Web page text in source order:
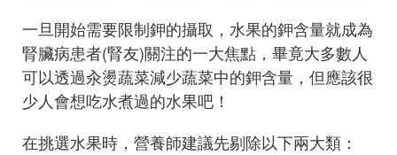
一旦開始需要限制鉀的攝取，水果的鉀含量就成為
腎臟病患者(腎友)關注的一大焦點，畢竟大多數人
可以透過汆燙蔬菜減少蔬菜中的鉀含量，但應該很
少人會想吃水煮過的水果吧！
在挑選水果時，營養師建議先剔除以下兩大類：